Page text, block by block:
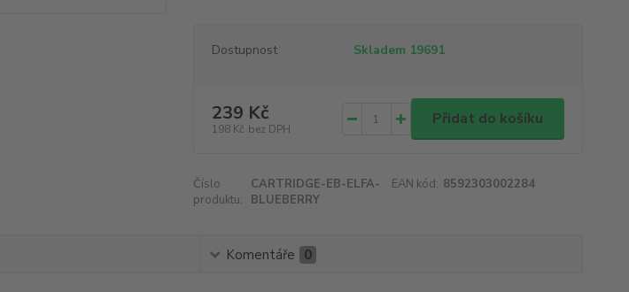
Dostupnost Skladem 19691
239 Kč
198 Kč bez DPH
Přidat do košíku
Číslo
produktu:
CARTRIDGE-EB-ELFA-
BLUEBERRY
EAN kód: 8592303002284
Komentáře 0